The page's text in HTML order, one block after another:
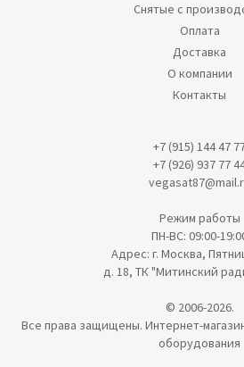
Снятые с
Оплата
Доставка
О компании
Контакты
+7 (915) 144 47
+7 (926) 937 77
Режим работы
ПН-ВС: 09:00-
Адрес: г. Москва,
д. 18, ТК "Митинский
© 2006-2026.
Все права защищены. Интернет-
оборудования